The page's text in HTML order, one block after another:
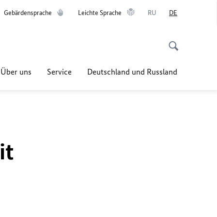
Gebärdensprache Leichte Sprache RU DE
Über uns Service Deutschland und Russland